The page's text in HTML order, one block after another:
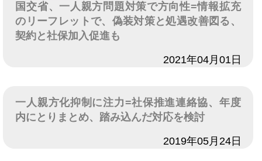
国交省、一人親方問題対策で方向性=情報拡充
のリーフレットで、偽装対策と処遇改善図る、
契約と社保加入促進も
2021年04月01日
一人親方化抑制に注力=社保推進連絡協、年度
内にとりまとめ、踏み込んだ対応を検討
2019年05月24日